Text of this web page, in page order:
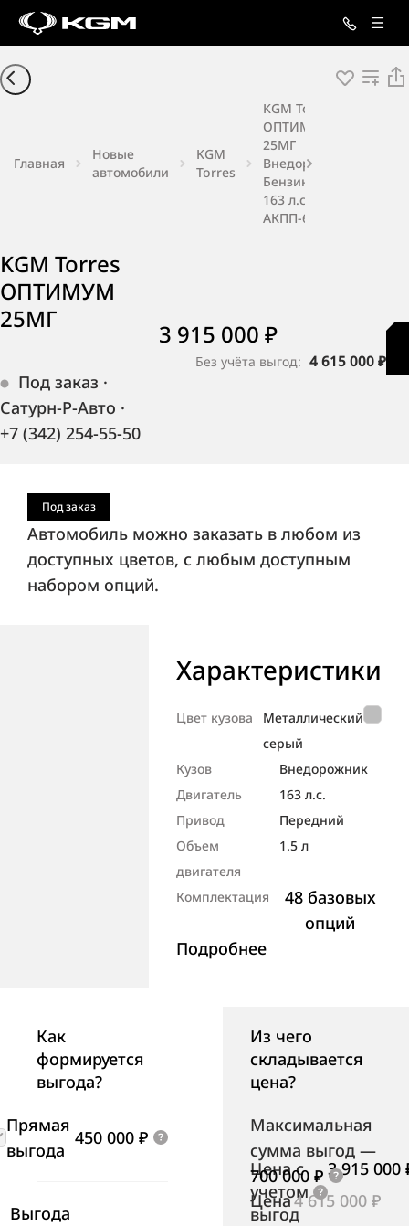
Главная
Новые
автомобили
KGM
Torres
KGM Torres
ОПТИМУМ
25МГ
Внедорожник
Бензин 1,5 л
163 л.с.
АКПП-6
KGM Torres
ОПТИМУМ
25МГ
Под заказ ·
Сатурн-Р-Авто ·
+7 (342) 254-55-50
3 915 000 ₽
Без учёта выгод: 4 615 000 ₽
Под заказ
Автомобиль можно заказать в любом из
доступных цветов, с любым доступным
набором опций.
Характеристики
Цвет кузова
Металлический
серый
Кузов
Внедорож­ник
Двигатель
163 л.с.
Привод
Передний
Объем
двигателя
1.5 л
Комплектация
48 базовых
опций
Подробнее
Как
формируется
выгода?
450 000 ₽
Прямая
выгода
Выгода
Из чего
складывается
цена?
Максимальная
сумма выгод —
700 000 ₽
Цена с
учетом
выгод
3 915 000
Цена4 615 000 ₽